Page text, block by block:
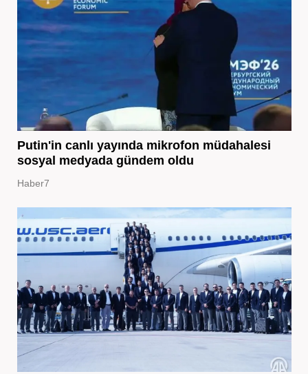
Putin'in canlı yayında mikrofon müdahalesi
sosyal medyada gündem oldu
Haber7